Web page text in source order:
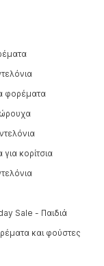
φορέματα
κορίτσια
Sale - Παιδιά
και φούστες